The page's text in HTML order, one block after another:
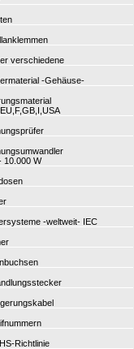
verschiedene
-Gehäuse-
10.000 W
-weltweit- IEC
Richtlinie